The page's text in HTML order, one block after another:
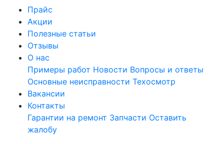
Прайс
Акции
Полезные статьи
Отзывы
О нас
Примеры работ Новости Вопросы и ответы
Основные неисправности Техосмотр
Вакансии
Контакты
Гарантии на ремонт Запчасти Оставить
жалобу